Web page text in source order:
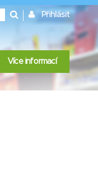
Přihlásit
Více informací